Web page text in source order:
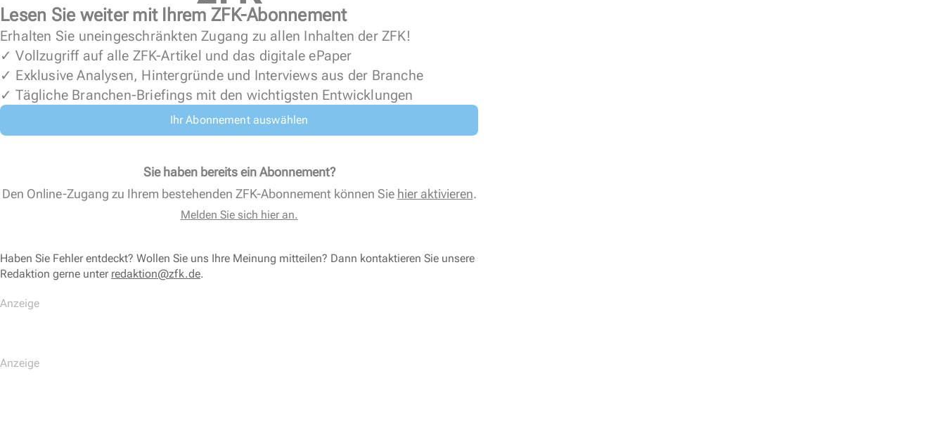
Lesen Sie weiter mit Ihrem ZFK-Abonnement
Erhalten Sie uneingeschränkten Zugang zu allen Inhalten der ZFK!
✓ Vollzugriff auf alle ZFK-Artikel und das digitale ePaper
✓ Exklusive Analysen, Hintergründe und Interviews aus der Branche
✓ Tägliche Branchen-Briefings mit den wichtigsten Entwicklungen
Ihr Abonnement auswählen
Sie haben bereits ein Abonnement?
Den Online-Zugang zu Ihrem bestehenden ZFK-Abonnement können Sie hier aktivieren.
Melden Sie sich hier an.
Haben Sie Fehler entdeckt? Wollen Sie uns Ihre Meinung mitteilen? Dann kontaktieren Sie unsere
Redaktion gerne unter redaktion@zfk.de.